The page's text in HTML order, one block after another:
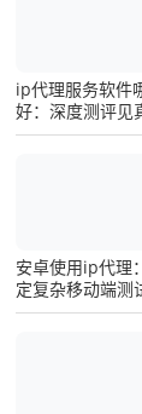
ip代理服务软件
好：深度测评见
章，帮你把钱花
安卓使用ip代理
定复杂移动端测
境的超详细配置